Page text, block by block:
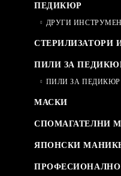
ПЕДИКЮР
ДРУГИ
СТЕРИЛИЗАТОРИ
ПИЛИ ЗА
ПИЛИ ЗА ПЕДИКЮР
МАСКИ
СПОМАГАТЕЛНИ
ЯПОНСКИ
ПРОФЕСИОНАЛНО